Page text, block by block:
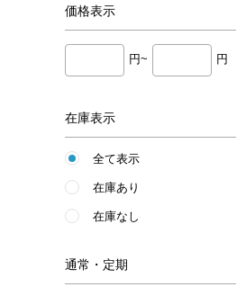
価格表示
円~ 円
在庫表示
全て表示
在庫あり
在庫なし
通常・定期